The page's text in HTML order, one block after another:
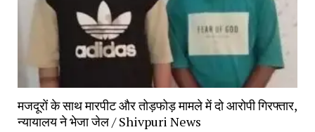
मजदूरों के साथ मारपीट और तोड़फोड़ मामले में दो आरोपी गिरफ्तार,
न्यायालय ने भेजा जेल / Shivpuri News